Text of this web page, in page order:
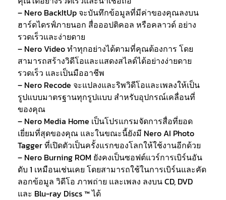
– Nero BackItUp จะบันทึกข้อมูลที่มีค่าของคุณลงบน
ฮาร์ดไดรฟ์ภายนอก สื่อออปติคอล หรือคลาวด์ อย่าง
รวดเร็วและง่ายดาย
– Nero Video ทำทุกอย่างได้ตามที่คุณต้องการ โดย
สามารถสร้างวิดีโอและแสดงสไลด์ได้อย่างง่ายดาย
รวดเร็ว และเป็นมืออาชีพ
– Nero Recode จะแปลงและริพวิดีโอและเพลงให้เป็น
รูปแบบมาตรฐานทุกรูปแบบ สำหรับอุปกรณ์เคลื่อนที่
ของคุณ
– Nero Media Home เป็นโปรแกรมจัดการสื่อที่ยอด
เยี่ยมที่สุดของคุณ และในขณะนี้ยังมี Nero AI Photo
Tagger ที่เปิดตัวเป็นครั้งแรกของโลกให้ใช้งานอีกด้วย
– Nero Burning ROM ยังคงเป็นซอฟต์แวร์การเบิร์นอัน
ดับ 1 เหมือนเช่นเคย โดยสามารถใช้ในการเบิร์นและคัด
ลอกข้อมูล วิดีโอ ภาพถ่าย และเพลง ลงบน CD, DVD
และ Blu-ray Discs ™ ได้